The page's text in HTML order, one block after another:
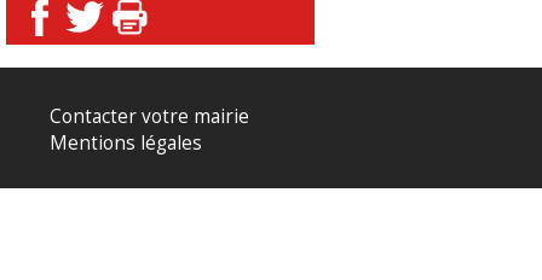
Contacter votre mairie
Mentions légales